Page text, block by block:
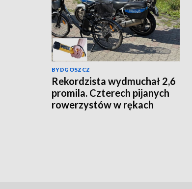
BYDGOSZCZ
Rekordzista wydmuchał 2,6
promila. Czterech pijanych
rowerzystów w rękach